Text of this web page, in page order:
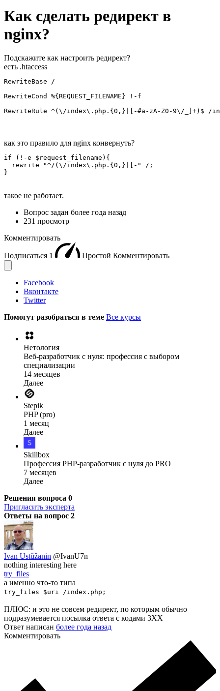
Как сделать редирект в
nginx?
Подскажите как настроить редирект?
есть .htaccess
RewriteBase /
RewriteCond %{REQUEST_FILENAME} !-f
RewriteRule ^(\/index\.php.{0,}|[-#a-zA-Z0-9\/_]+)$ /
как это правило для nginx конвернуть?
if (!-e $request_filename){
  rewrite "^/(\/index\.php.{0,}|[-" /;
}
такое не работает.
Вопрос задан более года назад
231 просмотр
Комментировать
Подписаться 1 Простой Комментировать
Facebook
Вконтакте
Twitter
Помогут разобраться в теме Все курсы
Нетология
Веб-разработчик с нуля: профессия с выбором
специализации
14 месяцев
Далее
Stepik
PHP (pro)
1 месяц
Далее
Skillbox
Профессия PHP-разработчик с нуля до PRO
7 месяцев
Далее
Решения вопроса 0
Пригласить эксперта
Ответы на вопрос 2
Ivan Ustûžanin @IvanU7n
nothing interesting here
try_files
а именно что-то типа
try_files $uri /index.php;
ПЛЮС: и это не совсем редирект, по которым обычно
подразумевается посылка ответа с кодами 3XX
Ответ написан более года назад
Комментировать